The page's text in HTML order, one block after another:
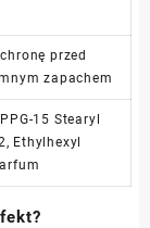
przed
zapachem
15 Stearyl
Ethylhexyl